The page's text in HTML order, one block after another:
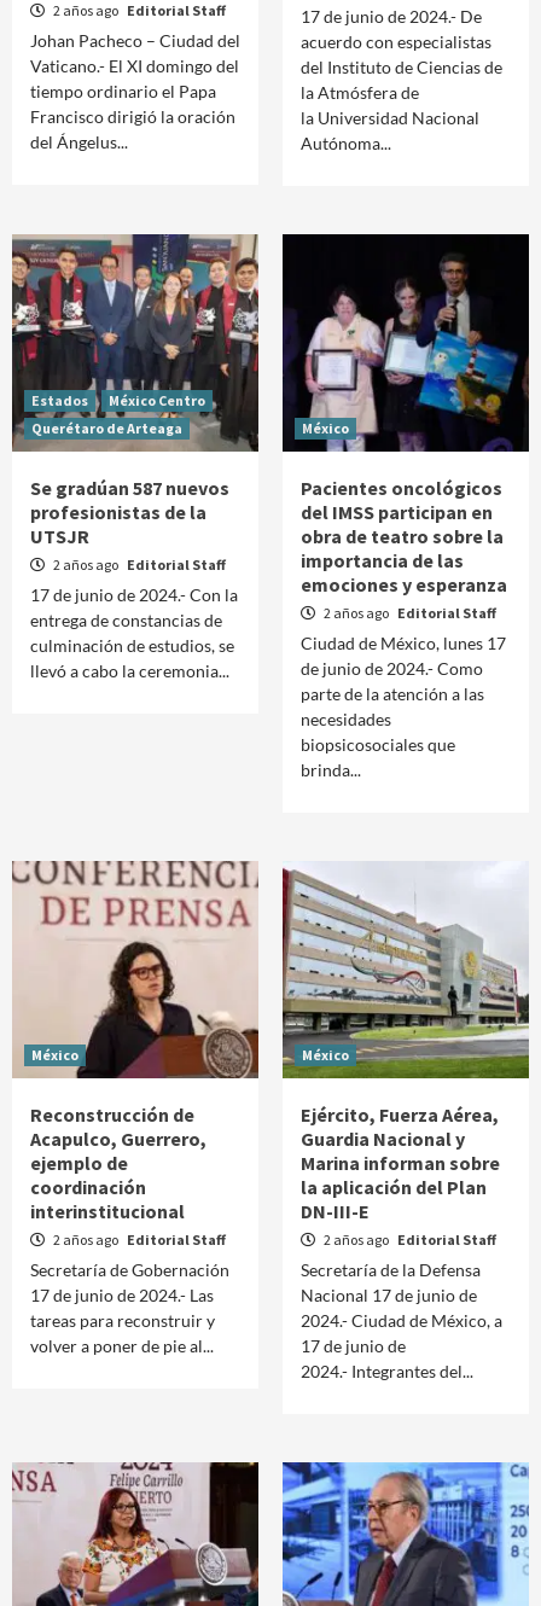
2 años ago Editorial Staff
Johan Pacheco – Ciudad del
Vaticano.- El XI domingo del
tiempo ordinario el Papa
Francisco dirigió la oración
del Ángelus...
17 de junio de 2024.- De
acuerdo con especialistas
del Instituto de Ciencias de
la Atmósfera de
la Universidad Nacional
Autónoma...
Estados
México Centro
Querétaro de Arteaga
Se gradúan 587 nuevos
profesionistas de la
UTSJR
2 años ago Editorial Staff
17 de junio de 2024.- Con la
entrega de constancias de
culminación de estudios, se
llevó a cabo la ceremonia...
México
Pacientes oncológicos
del IMSS participan en
obra de teatro sobre la
importancia de las
emociones y esperanza
2 años ago Editorial Staff
Ciudad de México, lunes 17
de junio de 2024.- Como
parte de la atención a las
necesidades
biopsicosociales que
brinda...
México
Reconstrucción de
Acapulco, Guerrero,
ejemplo de
coordinación
interinstitucional
2 años ago Editorial Staff
Secretaría de Gobernación
17 de junio de 2024.- Las
tareas para reconstruir y
volver a poner de pie al...
México
Ejército, Fuerza Aérea,
Guardia Nacional y
Marina informan sobre
la aplicación del Plan
DN-III-E
2 años ago Editorial Staff
Secretaría de la Defensa
Nacional 17 de junio de
2024.- Ciudad de México, a
17 de junio de
2024.- Integrantes del...